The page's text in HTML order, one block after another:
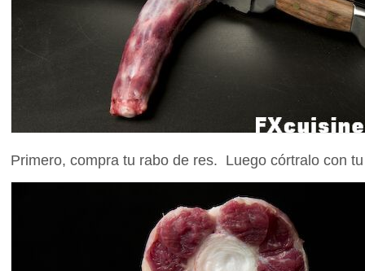
Primero, compra tu rabo de res. Luego córtralo con